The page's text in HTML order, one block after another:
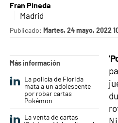
Fran Pineda
Madrid
Publicado: Martes, 24 mayo, 2022
Más información
La policía de Florida
mata a un adolescente
por robar cartas
Pokémon
La venta de cartas